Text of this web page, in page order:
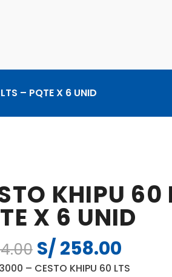
– PQTE X 6 UNID
KHIPU 60
X 6 UNID
El
precio
S/258.00El
precio
– CESTO KHIPU 60 LTS